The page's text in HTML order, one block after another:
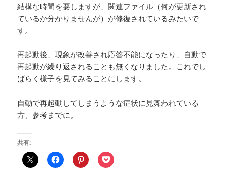
結構な時間を要しますが、関連ファイル（何が更新され
ているか分かりませんが）が修復されているみたいで
す。
再起動後、現象が改善され応答不能になったり、自動で
再起動が繰り返されることも無くなりました。これでし
ばらく様子を見てみることにします。
自動で再起動してしまうような症状に見舞われている
方、参考までに。
共有: